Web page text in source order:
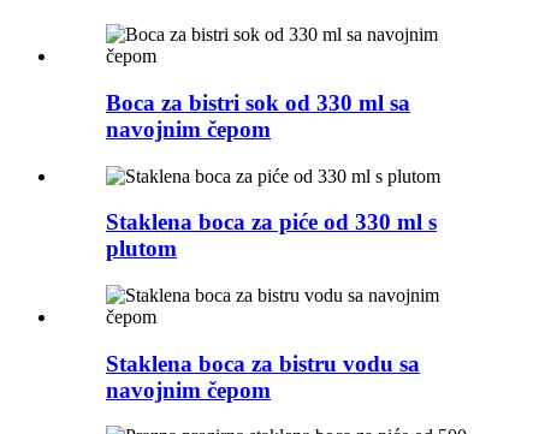
Boca za bistri sok od 330 ml sa
navojnim čepom
Staklena boca za piće od 330 ml s
plutom
Staklena boca za bistru vodu sa
navojnim čepom